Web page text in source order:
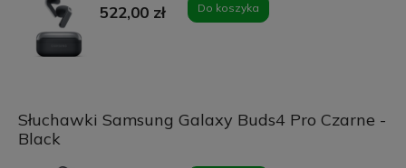
522,00 zł Do koszyka
Słuchawki Samsung Galaxy Buds4 Pro Czarne -
Black